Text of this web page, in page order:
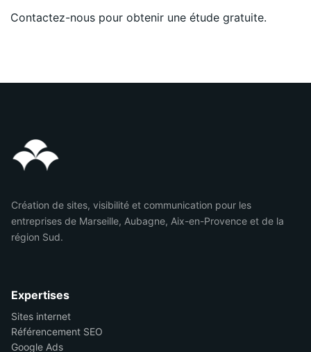
Contactez-nous pour obtenir une étude gratuite.
Création de sites, visibilité et communication pour les
entreprises de Marseille, Aubagne, Aix-en-Provence et de la
région Sud.
Expertises
Sites internet
Référencement SEO
Google Ads